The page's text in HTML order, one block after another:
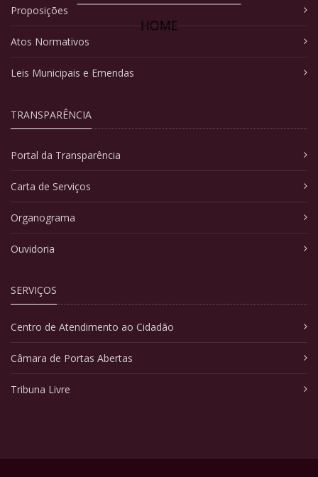
HOME
Proposições
Atos Normativos
Leis Municipais e Emendas
TRANSPARÊNCIA
Portal da Transparência
Carta de Serviços
Organograma
Ouvidoria
SERVIÇOS
Centro de Atendimento ao Cidadão
Câmara de Portas Abertas
Tribuna Livre